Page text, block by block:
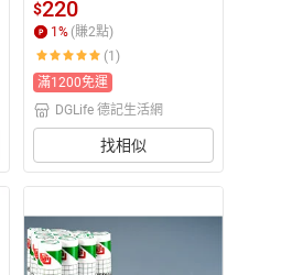
$220
1% (賺2點)
(1)
滿1200免運
DGLife 德記生活網
找相似